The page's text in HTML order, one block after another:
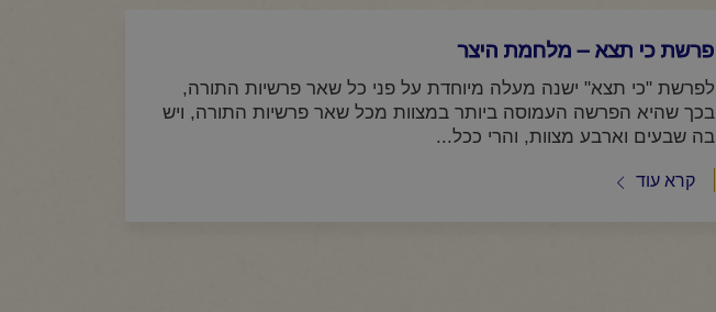
פרשת כי תצא – מלחמת היצר
לפרשת "כי תצא" ישנה מעלה מיוחדת על פני כל שאר פרשיות התורה,
בכך שהיא הפרשה העמוסה ביותר במצוות מכל שאר פרשיות התורה, ויש
בה שבעים וארבע מצוות, והרי ככל...
קרא עוד